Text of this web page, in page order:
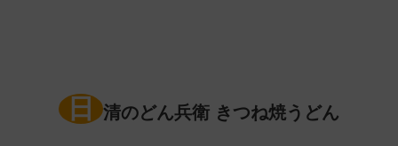
日 清のどん兵衛 きつね焼うどん